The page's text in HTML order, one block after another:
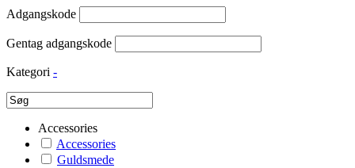
Adgangskode
Gentag adgangskode
Kategori -
Accessories
Accessories
Guldsmede